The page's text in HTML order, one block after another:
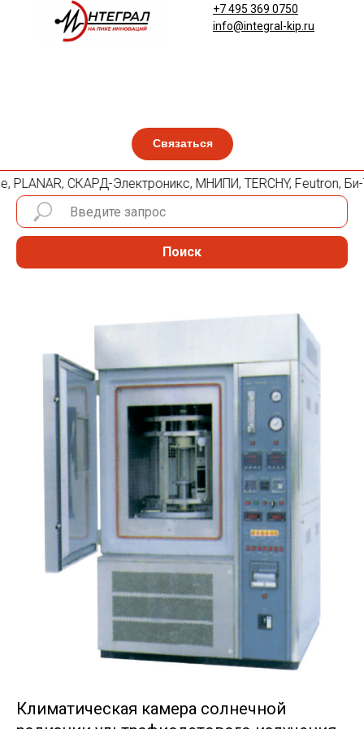
Связаться
+7 495 369 0750
info@integral-kip.ru
СКАРД-Электроникс, МНИПИ, TERCHY, Feutron, Би-
Поиск
Климатическая камера солнечной